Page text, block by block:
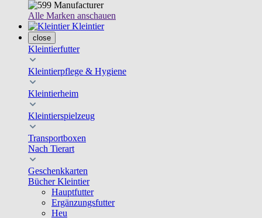
Alle Marken anschauen
Kleintier
close
Kleintierfutter
Kleintierpflege & Hygiene
Kleintierheim
Kleintierspielzeug
Transportboxen
Nach Tierart
Geschenkkarten
Bücher Kleintier
Hauptfutter
Ergänzungsfutter
Heu